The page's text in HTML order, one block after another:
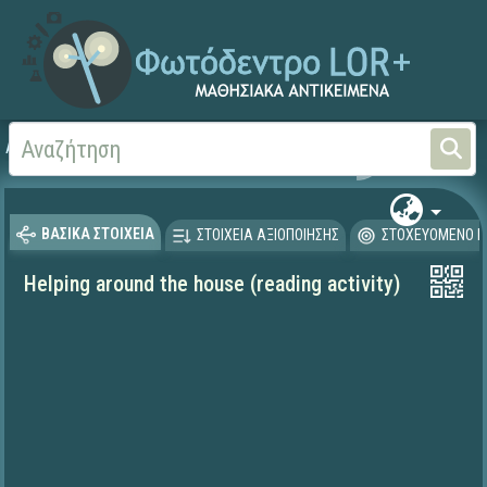
Αρχική Ξένες Γλώσσες -
ΒΑΣΙΚΑ ΣΤΟΙΧΕΙΑ ΣΤΟΙΧΕΙΑ ΑΞΙΟΠΟΙΗΣΗΣ ΣΤΟΧΕΥΟΜΕΝΟ
Helping around the house (reading activity)